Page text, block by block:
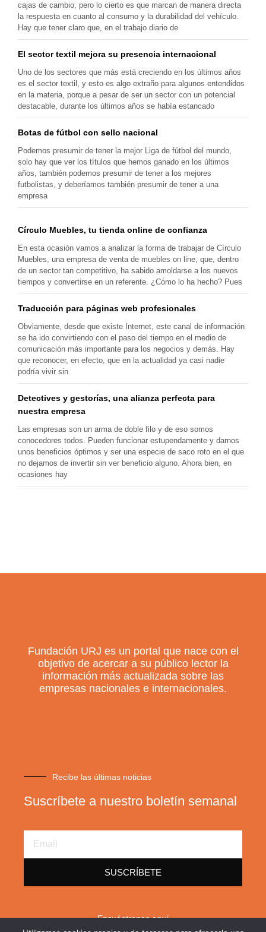
cajas de cambio, pero lo cierto es que marcan de manera directa
la respuesta en cuanto al consumo y la durabilidad del vehículo.
Hay que tener claro que, en el trabajo diario de
El sector textil mejora su presencia internacional
Uno de los sectores que más está creciendo en los últimos años
es el sector textil, y esto es algo extraño para algunos entendidos
en la materia, porque a pesar de ser un sector con un potencial
destacable, durante los últimos años se había estancado
Botas de fútbol con sello nacional
Podemos presumir de tener la mejor Liga de fútbol del mundo,
solo hay que ver los títulos que hemos ganado en los últimos
años, también podemos presumir de tener a los mejores
futbolistas, y deberíamos también presumir de tener a una
empresa
Círculo Muebles, tu tienda online de confianza
En esta ocasión vamos a analizar la forma de trabajar de Círculo
Muebles, una empresa de venta de muebles on line, que, dentro
de un sector tan competitivo, ha sabido amoldarse a los nuevos
tiempos y convertirse en un referente. ¿Cómo lo ha hecho? Pues
Traducción para páginas web profesionales
Obviamente, desde que existe Internet, este canal de información
se ha ido convirtiendo con el paso del tiempo en el medio de
comunicación más importante para los negocios y demás. Hay
que reconocer, en efecto, que en la actualidad ya casi nadie
podría vivir sin
Detectives y gestorías, una alianza perfecta para
nuestra empresa
Las empresas son un arma de doble filo y de eso somos
conocedores todos. Pueden funcionar estupendamente y darnos
unos beneficios óptimos y ser una especie de saco roto en el que
no dejamos de invertir sin ver beneficio alguno. Ahora bien, en
ocasiones hay
Fundación URJ es un portal que nace con el
objetivo de acercar a su público lector la
información más actualizada sobre las
empresas nacionales e internacionales.
Recibe las últimas noticias
Suscríbete a nuestro boletín semanal
Address
SUSCRÍBETE
Encuéntrenos aquí